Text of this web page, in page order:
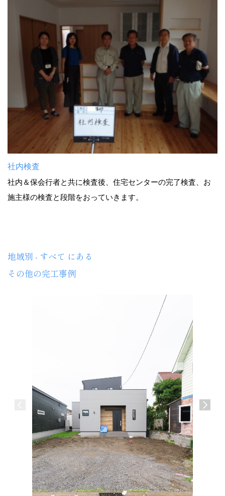
社内検査
社内＆保会行者と共に検査後、住宅センターの完了検査、お
施主様の検査と段階をおっていきます。
地域別 - すべて にある
その他の完工事例
介護施